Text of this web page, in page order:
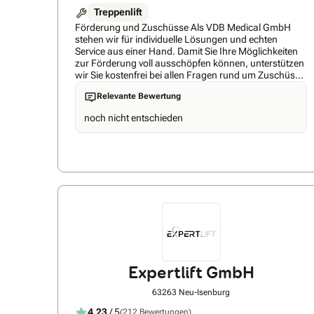
Treppenlift
Förderung und Zuschüsse Als VDB Medical GmbH
stehen wir für individuelle Lösungen und echten
Service aus einer Hand. Damit Sie Ihre Möglichkeiten
zur Förderung voll ausschöpfen können, unterstützen
wir Sie kostenfrei bei allen Fragen rund um Zuschüsse
und Anträge. Persönlich, schnell und kompetent –
genau so, wie man es sich wünscht. Auf folgende
freuen: • Direktvertrieb – alles aus einer Hand • Eigene
Servicetechniker mit kurzen Reaktionszeiten •
• Über 5 Jahre Markterfahrung • Persönliche
Förderungen & Zuschüssen • Bis zu 100 %
Relevante Bewertung
noch nicht entschieden
Expertlift GmbH
63263 Neu-Isenburg